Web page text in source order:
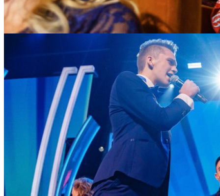
Организаторам на заметку: в зале явно не хватает танцпола